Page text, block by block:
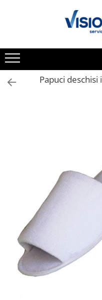
Aspiratoare si masini
profesionale
Echipament de curatat cu
Monodiscuri profesionale
Detergenti profesionali
Accesorii detergenti,
pulverizatoare
Detergenti bucatarie
Detergenti comerciali
Papuci